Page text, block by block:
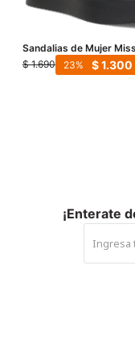
Sandalias de Mujer Miss
Negro
$ 1.690 $1.300
23
¡Enterate